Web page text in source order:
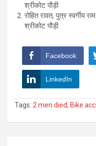
श्रीकोट पौड़ी
रोहित रावत, पुत्र स्वर्गीय
श्रीकोट पौड़ी
Facebook
LinkedIn
Tags: 2 men died, Bike